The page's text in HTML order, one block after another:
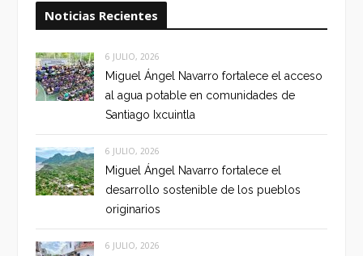
Noticias Recientes
6 JULIO, 2026
Miguel Ángel Navarro fortalece el acceso
al agua potable en comunidades de
Santiago Ixcuintla
6 JULIO, 2026
Miguel Ángel Navarro fortalece el
desarrollo sostenible de los pueblos
originarios
6 JULIO, 2026